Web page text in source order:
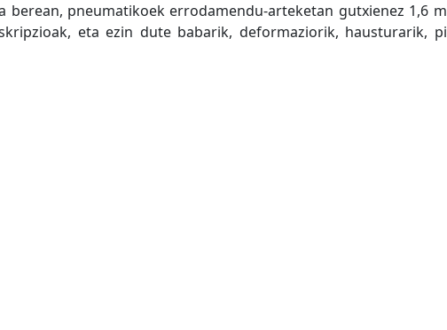
pneumatikoek errodamendu-arteketan gutxienez 1,6
eta ezin dute babarik, deformaziorik, hausturarik,